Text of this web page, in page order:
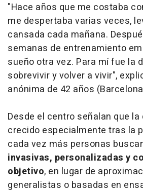
"Hace años que me costaba
me despertaba varias veces,
cansada cada mañana.
semanas de entrenamiento
sueño otra vez. Para mí fue la
sobrevivir y volver a vivir",
anónima de 42 años
Desde el centro señalan que la
crecido especialmente tras la
cada vez más personas
invasivas, personalizadas y
objetivo, en lugar de
generalistas o basadas en